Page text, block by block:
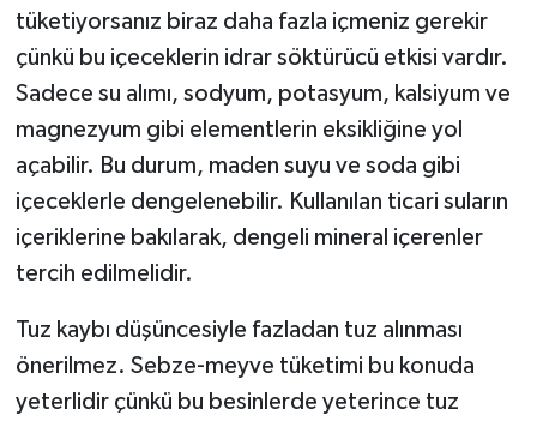
tüketiyorsanız biraz daha fazla içmeniz gerekir
çünkü bu içeceklerin idrar söktürücü etkisi vardır.
Sadece su alımı, sodyum, potasyum, kalsiyum ve
magnezyum gibi elementlerin eksikliğine yol
açabilir. Bu durum, maden suyu ve soda gibi
içeceklerle dengelenebilir. Kullanılan ticari suların
içeriklerine bakılarak, dengeli mineral içerenler
tercih edilmelidir.
Tuz kaybı düşüncesiyle fazladan tuz alınması
önerilmez. Sebze-meyve tüketimi bu konuda
yeterlidir çünkü bu besinlerde yeterince tuz